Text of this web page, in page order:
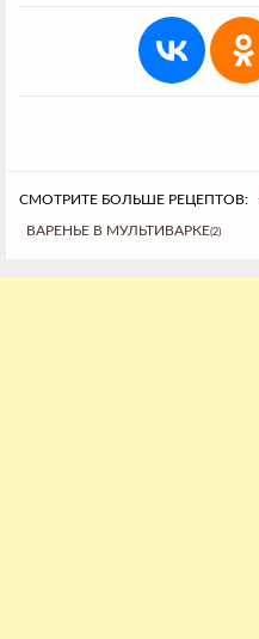
СМОТРИТЕ БОЛЬШЕ РЕЦЕПТОВ:
ВАРЕНЬЕ В МУЛЬТИВАРКЕ(2)